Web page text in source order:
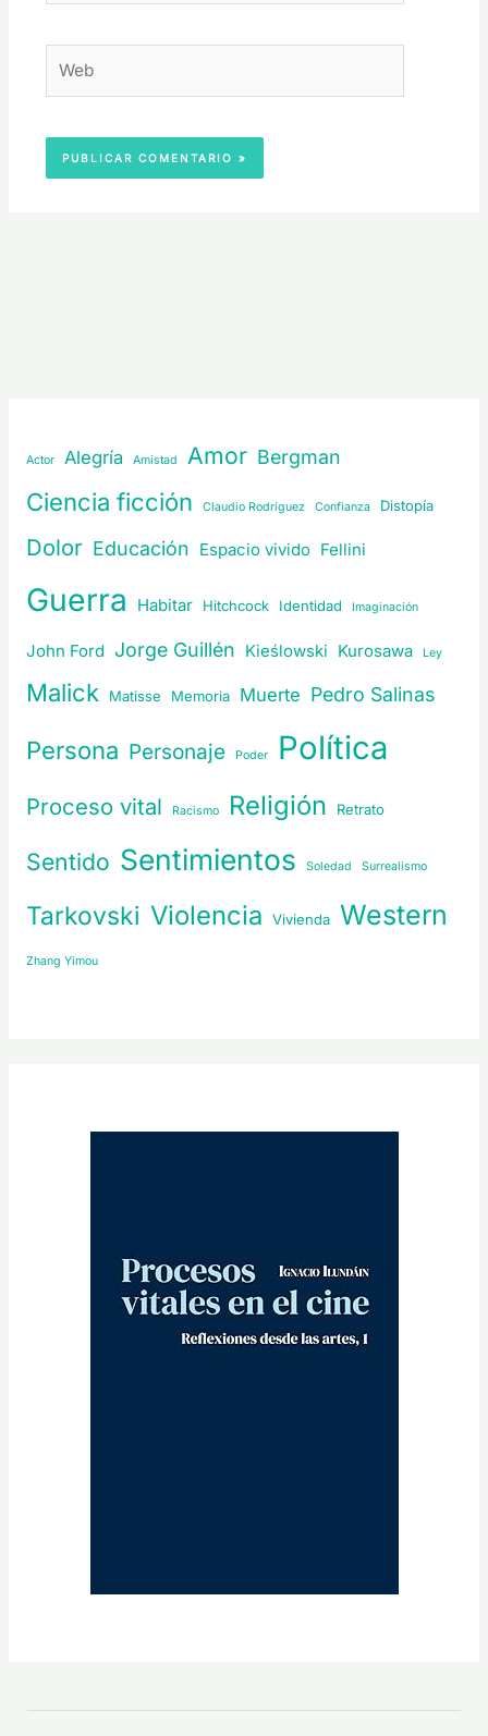
Actor Alegría Amistad Amor Bergman
Ciencia ficción Claudio Rodríguez Confianza Distopía
Dolor Educación Espacio vivido Fellini
Guerra Habitar Hitchcock Identidad Imaginación
John Ford Jorge Guillén Kieślowski Kurosawa Ley
Malick Matisse Memoria Muerte Pedro Salinas
Persona Personaje Poder Política
Proceso vital Racismo Religión Retrato
Sentido Sentimientos Soledad Surrealismo
Tarkovski Violencia Vivienda Western
Zhang Yimou